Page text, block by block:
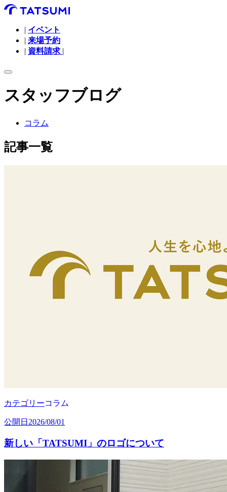
| イベント
| 来場予約
| 資料請求 |
スタッフブログ
コラム
記事一覧
カテゴリーコラム
公開日 2026/08/01
新しい「TATSUMI」のロゴについて